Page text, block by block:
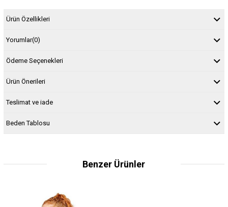
Ürün Özellikleri
Yorumlar(0)
Ödeme Seçenekleri
Ürün Önerileri
Teslimat ve iade
Beden Tablosu
Benzer Ürünler